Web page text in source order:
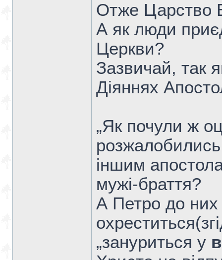
Отже Царство
А як люди
Церкви?
Зазвичай, так
Діяннях
„Як почули ж
іншим
мужі-браття?
А Петро до них
„зануриться у